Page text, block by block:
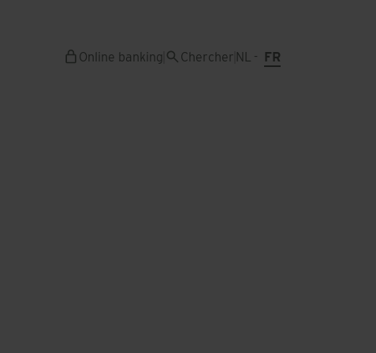
Online banking Chercher NL FR